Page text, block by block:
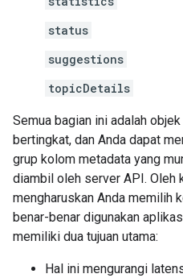
status
suggestions
topicDetails
Semua bagian ini adalah
bertingkat, dan Anda dapat
grup kolom metadata yang
diambil oleh server API. Oleh
mengharuskan Anda memilih
benar-benar digunakan
memiliki dua tujuan utama:
Hal ini mengurangi